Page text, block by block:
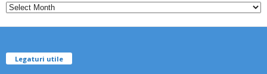
Legaturi utile